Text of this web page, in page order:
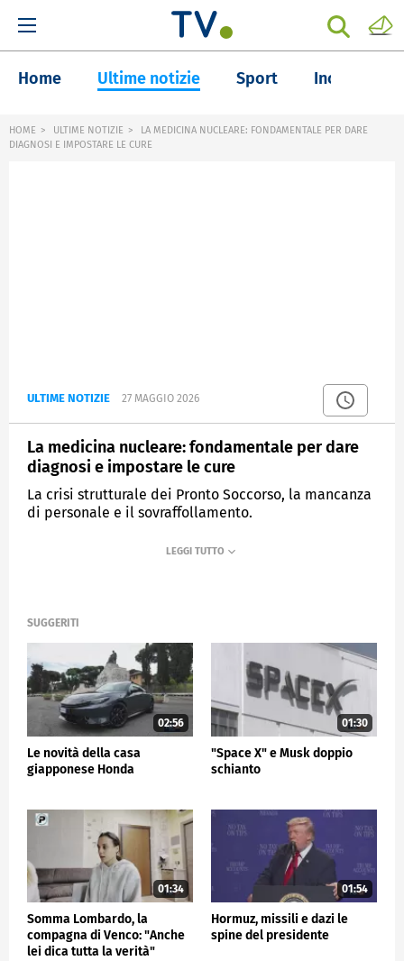
Home Ultime notizie Sport Inchieste
HOME ULTIME NOTIZIE
LA MEDICINA NUCLEARE: FONDAMENTALE PER DARE
DIAGNOSI E IMPOSTARE LE CURE
ULTIME NOTIZIE 27 MAGGIO 2026
La medicina nucleare: fondamentale per dare
diagnosi e impostare le cure
La crisi strutturale dei Pronto Soccorso, la mancanza
di personale e il sovraffollamento.
SUGGERITI
02:56
Le novità della casa
giapponese Honda
01:30
"Space X" e Musk doppio
schianto
01:34
Somma Lombardo, la
compagna di Venco: "Anche
lei dica tutta la verità"
01:54
Hormuz, missili e dazi le
spine del presidente